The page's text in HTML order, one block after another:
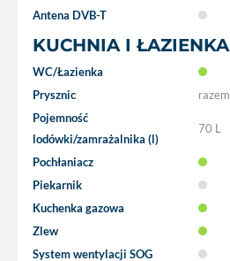
Antena DVB-T
KUCHNIA I ŁAZIENKA
WC/Łazienka
Prysznic
razem
Pojemność
lodówki/zamrażalnika (l)
70 L
Pochłaniacz
Piekarnik
Kuchenka gazowa
Zlew
System wentylacji SOG